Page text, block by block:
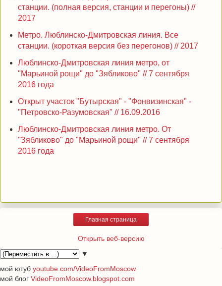
станции. (полная версия, станции и перегоны) //
2017
Метро. Люблинско-Дмитровская линия. Все
станции. (короткая версия без перегонов) // 2017
Люблинско-Дмитровская линия метро, от
"Марьиной рощи" до "Зябликово" // 7 сентября
2016 года
Открыт участок "Бутырская" - "Фонвизинская" -
"Петровско-Разумовская" // 16.09.2016
Люблинско-Дмитровская линия метро. От
"Зябликово" до "Марьиной рощи" // 7 сентября
2016 года
Главная страница
Открыть веб-версию
▼
мой ютуб youtube.com/VideoFromMoscow
мой блог VideoFromMoscow.blogspot.com